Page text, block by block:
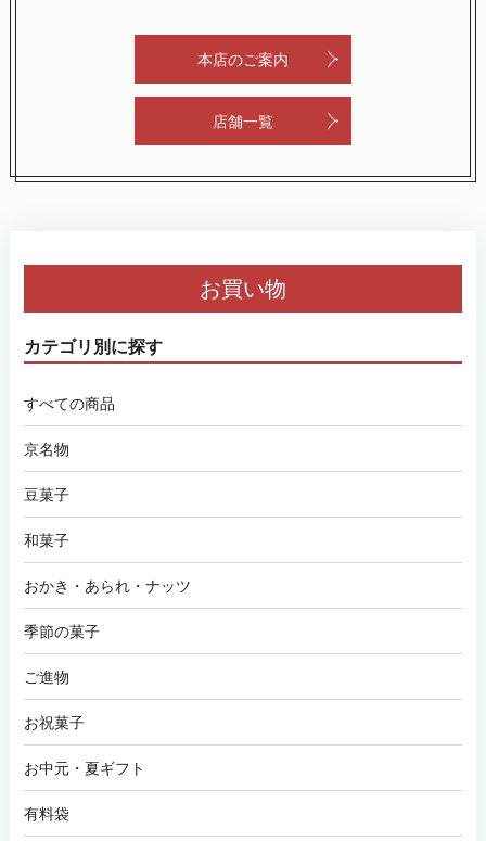
お買い物
カテゴリ別に探す
すべての商品
京名物
豆菓子
和菓子
おかき・あられ・ナッツ
季節の菓子
ご進物
お祝菓子
お中元・夏ギフト
有料袋
本店のご案内
店舗一覧